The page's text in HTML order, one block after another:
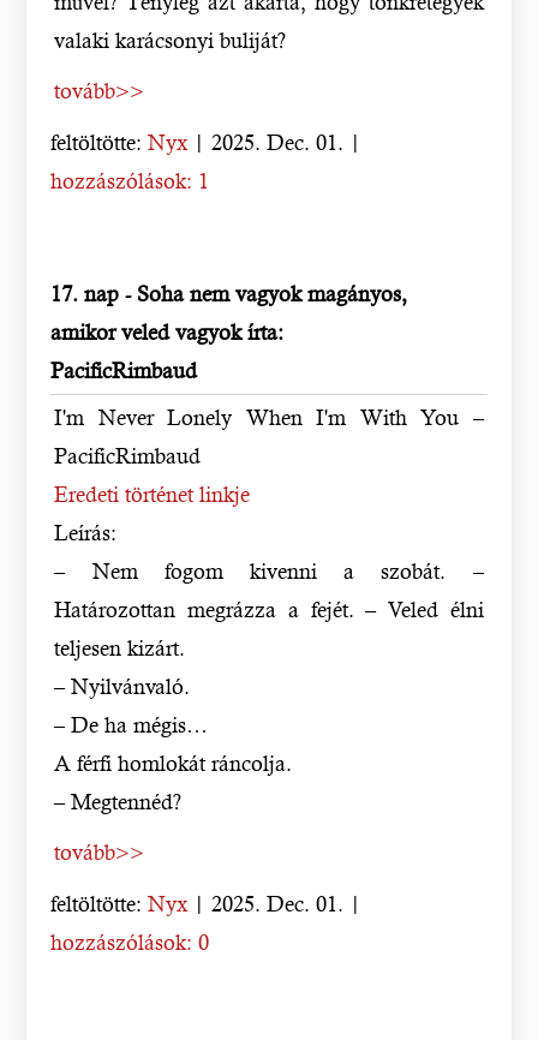
valaki karácsonyi buliját?
tovább>>
feltöltötte:Nyx | 2025. Dec. 01. |
hozzászólások: 1
17. nap - Soha nem vagyok magányos,
amikor veled vagyok írta:
PacificRimbaud
I'm Never Lonely When I'm With You –
PacificRimbaud
Eredeti történet linkje
Leírás:
– Nem fogom kivenni a szobát. –
Határozottan megrázza a fejét. – Veled élni
teljesen kizárt.
– Nyilvánvaló.
– De ha mégis…
A férfi homlokát ráncolja.
– Megtennéd?
tovább>>
feltöltötte:Nyx | 2025. Dec. 01. |
hozzászólások: 0